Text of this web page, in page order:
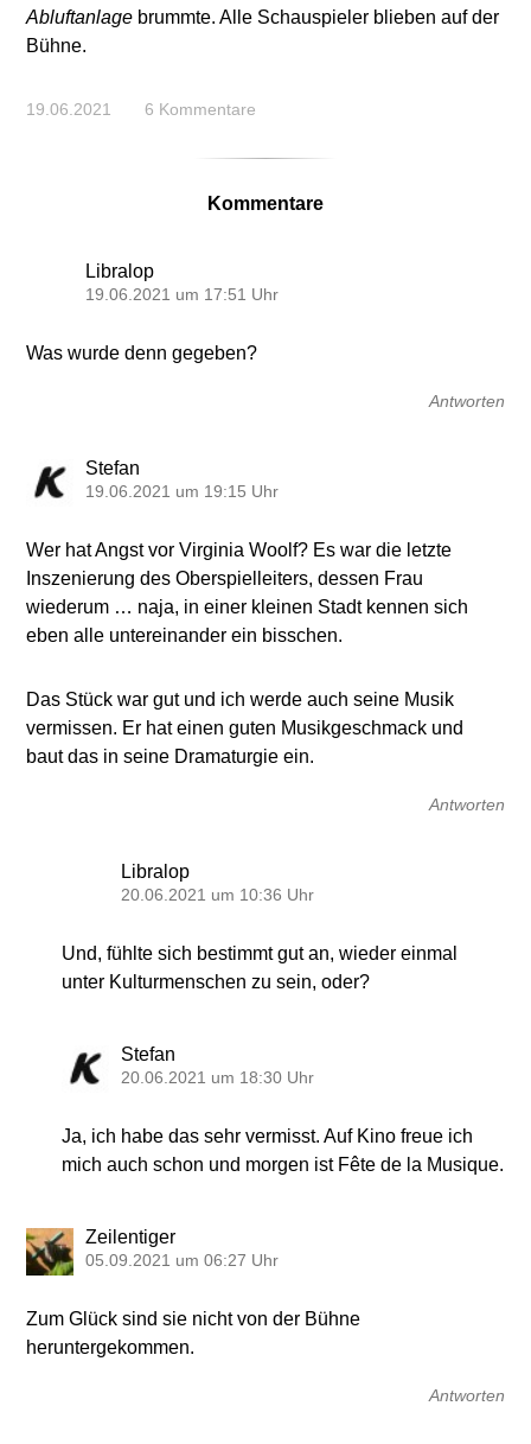
Abluftanlage brummte. Alle Schauspieler blieben auf der
Bühne.
19.06.2021 6 Kommentare
Kommentare
Libralop
19.06.2021 um 17:51 Uhr
Was wurde denn gegeben?
Antworten
Stefan
19.06.2021 um 19:15 Uhr
Wer hat Angst vor Virginia Woolf? Es war die letzte
Inszenierung des Oberspielleiters, dessen Frau
wiederum … naja, in einer kleinen Stadt kennen sich
eben alle untereinander ein bisschen.
Das Stück war gut und ich werde auch seine Musik
vermissen. Er hat einen guten Musikgeschmack und
baut das in seine Dramaturgie ein.
Antworten
Libralop
20.06.2021 um 10:36 Uhr
Und, fühlte sich bestimmt gut an, wieder einmal
unter Kulturmenschen zu sein, oder?
Stefan
20.06.2021 um 18:30 Uhr
Ja, ich habe das sehr vermisst. Auf Kino freue ich
mich auch schon und morgen ist Fête de la Musique.
Zeilentiger
05.09.2021 um 06:27 Uhr
Zum Glück sind sie nicht von der Bühne
heruntergekommen.
Antworten